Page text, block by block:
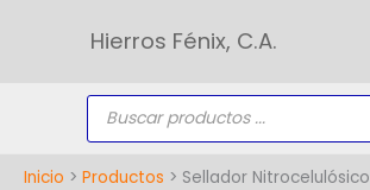
Hierros Fénix, C.A.
Búsqueda
productos
Inicio Productos Sellador Nitrocelulósico